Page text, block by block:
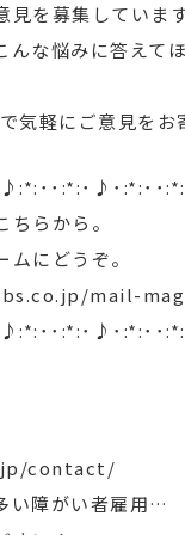
を募集しています
んな悩みに答えて
軽にご意見をお
･･:*:･♪･:*:･･
らから。
にどうぞ。
mail-
･･:*:･♪･:*:･･
contact/
い障がい者雇用…